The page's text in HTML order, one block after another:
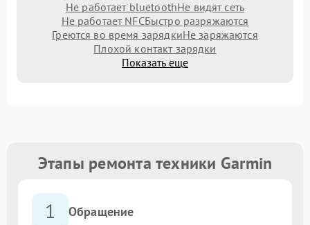
Не работает bluetoothНе видят сеть
Не работает NFCБыстро разряжаются
Греются во время зарядкиНе заряжаются
Плохой контакт зарядки
Показать еще
Этапы ремонта техники Garmin
1 Обращение